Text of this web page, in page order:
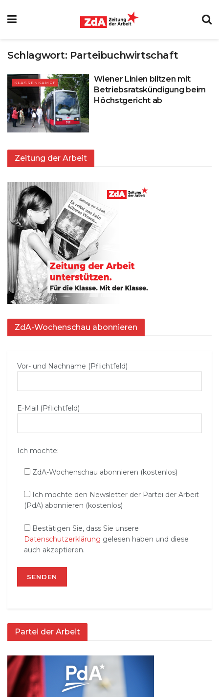
Schlagwort: Parteibuchwirtschaft
KLASSENKAMPF
Wiener Linien blitzen mit
Betriebsratskündigung beim
Höchstgericht ab
Zeitung der Arbeit
ZdA-Wochenschau abonnieren
Vor- und Nachname (Pflichtfeld)
E‑Mail (Pflichtfeld)
Ich möchte:
ZdA-Wochenschau abonnieren (kostenlos)
Ich möchte den Newsletter der Partei der Arbeit
(PdA) abonnieren (kostenlos)
Bestätigen Sie, dass Sie unsere
Datenschutzerklärung gelesen haben und diese
auch akzeptieren.
Partei der Arbeit